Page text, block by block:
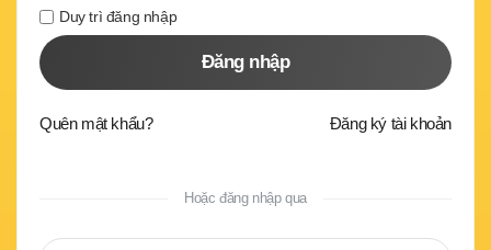
Duy trì đăng nhập
Đăng nhập
Quên mật khẩu? Đăng ký tài khoản
Hoặc đăng nhập qua